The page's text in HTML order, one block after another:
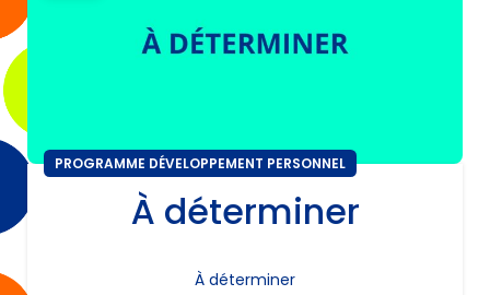
PROGRAMME DÉVELOPPEMENT PERSONNEL
À déterminer
À déterminer